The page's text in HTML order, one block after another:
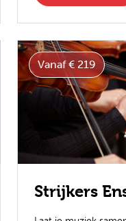
Vanaf € 219
Strijkers